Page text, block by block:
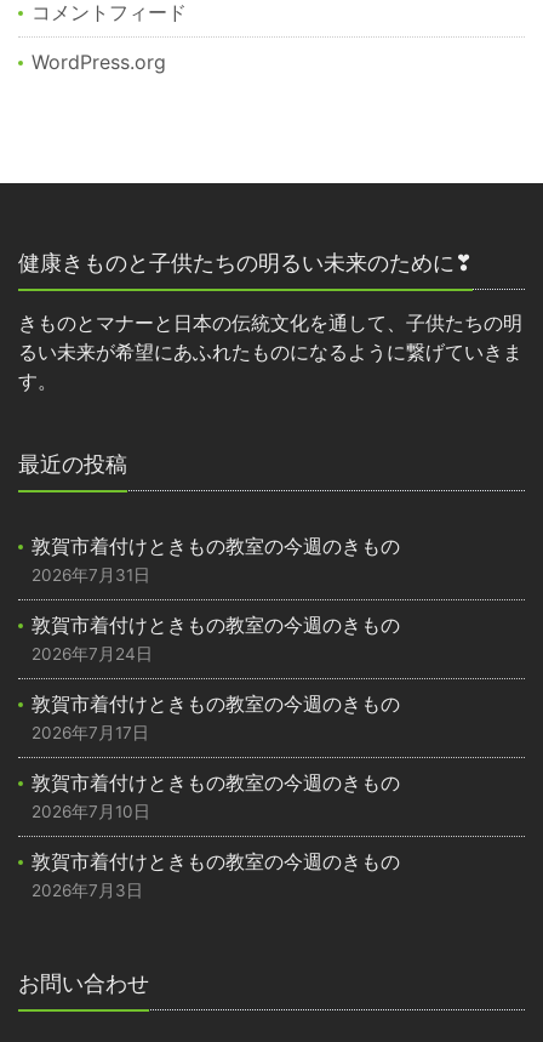
コメントフィード
WordPress.org
健康きものと子供たちの明るい未来のために❣
きものとマナーと日本の伝統文化を通して、子供たちの明
るい未来が希望にあふれたものになるように繋げていきま
す。
最近の投稿
敦賀市着付けときもの教室の今週のきもの
2026年7月31日
敦賀市着付けときもの教室の今週のきもの
2026年7月24日
敦賀市着付けときもの教室の今週のきもの
2026年7月17日
敦賀市着付けときもの教室の今週のきもの
2026年7月10日
敦賀市着付けときもの教室の今週のきもの
2026年7月3日
お問い合わせ